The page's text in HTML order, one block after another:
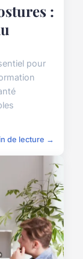
:
pour
de lecture →